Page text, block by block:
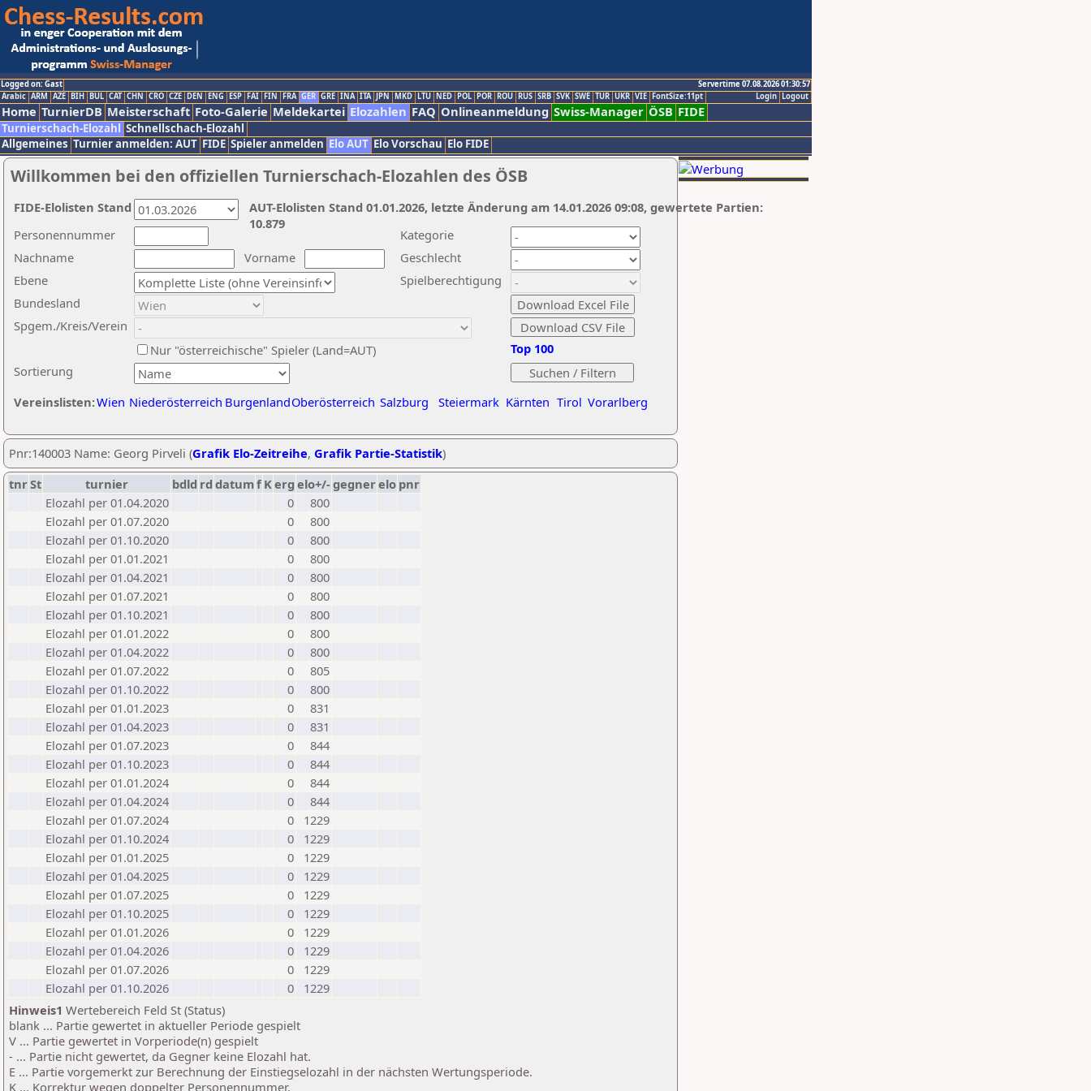
Logged on: Gast
Servertime 07.08.2026 01:30:57
Logout
Login
Arabic ARM AZE BIH BUL CAT CHN CRO CZE DEN ENG ESP FAI FIN FRA GER GRE INA ITA JPN MKD LTU NED POL POR ROU RUS SRB SVK SWE TUR UKR VIE FontSize:11pt
Home TurnierDB Meisterschaft Foto-Galerie Meldekartei Elozahlen FAQ Onlineanmeldung Swiss-Manager ÖSB FIDE
Turnierschach-Elozahl Schnellschach-Elozahl
Allgemeines Turnier anmelden: AUT FIDE Spieler anmelden Elo AUT Elo Vorschau Elo FIDE
Willkommen bei den offiziellen Turnierschach-Elozahlen des ÖSB
Nachname
Vorname
Ebene
Kategorie
Sortierung
Personennummer
Bundesland
Spgem./Kreis/Verein
Geschlecht
Nur "österreichische" Spieler (Land=AUT)
Spielberechtigung
Vereinslisten:Wien Niederösterreich BurgenlandOberösterreich Salzburg Steiermark Kärnten Tirol Vorarlberg
Top 100
AUT-Elolisten Stand 01.01.2026, letzte Änderung am 14.01.2026 09:08, gewertete Partien:
10.879
FIDE-Elolisten Stand
Pnr:140003 Name: Georg Pirveli (Grafik Elo-Zeitreihe, Grafik Partie-Statistik)
tnrSt turnier bdld rd datumf Kerg elo+/-gegnerelo pnr
Elozahl per 01.04.2020
0
800
Elozahl per 01.07.2020
0
800
Elozahl per 01.10.2020
0
800
Elozahl per 01.01.2021
0
800
Elozahl per 01.04.2021
0
800
Elozahl per 01.07.2021
0
800
Elozahl per 01.10.2021
0
800
Elozahl per 01.01.2022
0
800
Elozahl per 01.04.2022
0
800
Elozahl per 01.07.2022
0
805
Elozahl per 01.10.2022
0
800
Elozahl per 01.01.2023
0
831
Elozahl per 01.04.2023
0
831
Elozahl per 01.07.2023
0
844
Elozahl per 01.10.2023
0
844
Elozahl per 01.01.2024
0
844
Elozahl per 01.04.2024
0
844
Elozahl per 01.07.2024
0
1229
Elozahl per 01.10.2024
0
1229
Elozahl per 01.01.2025
0
1229
Elozahl per 01.04.2025
0
1229
Elozahl per 01.07.2025
0
1229
Elozahl per 01.10.2025
0
1229
Elozahl per 01.01.2026
0
1229
Elozahl per 01.04.2026
0
1229
Elozahl per 01.07.2026
0
1229
Elozahl per 01.10.2026
0
1229
Hinweis1 Wertebereich Feld St (Status)
blank ... Partie gewertet in aktueller Periode gespielt
V ... Partie gewertet in Vorperiode(n) gespielt
- ... Partie nicht gewertet, da Gegner keine Elozahl hat.
E ... Partie vorgemerkt zur Berechnung der Einstiegselozahl in der nächsten Wertungsperiode.
K ... Korrektur wegen doppelter Personennummer.